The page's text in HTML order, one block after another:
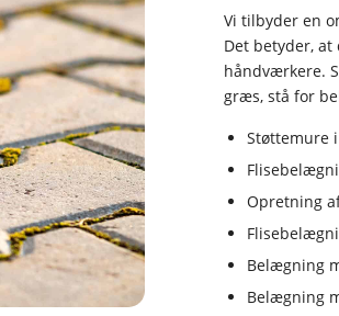
Vi tilbyder en
Det betyder,
håndværkere.
græs, stå for
Støttemure
Opretning
Belægning
Belægning